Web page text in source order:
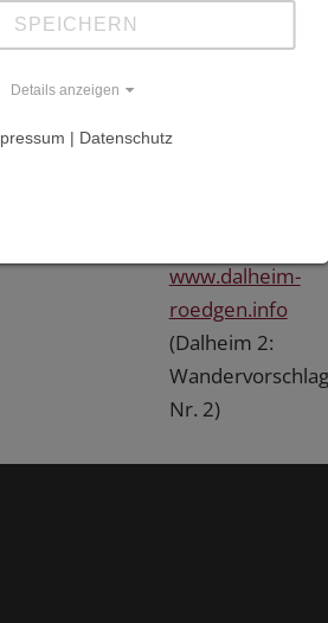
41844
Dalheim-
Weitere
www.dalheim-
roedgen.info
(Dalheim 2:
Wandervorschlag
Nr. 2)
SPEICHERN
Details anzeigen
| Datenschutz